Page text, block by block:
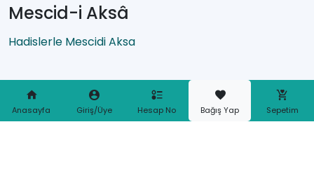
Anasayfa Giriş/Üye Hesap No Bağış Yap Sepetim
Mescid-i Aksâ
Hadislerle Mescidi Aksa